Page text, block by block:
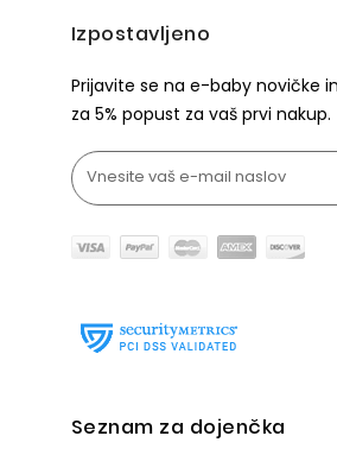
Izpostavljeno
Prijavite se na e-baby novičke
za 5% popust za vaš prvi nakup.
Seznam za dojenčka